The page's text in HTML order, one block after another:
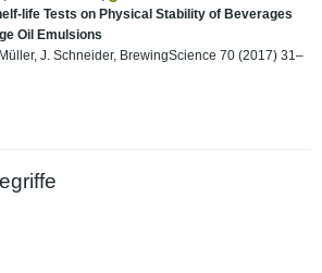
life Tests on Physical Stability of Beverages
Oil Emulsions
J. Schneider, BrewingScience 70 (2017) 31–